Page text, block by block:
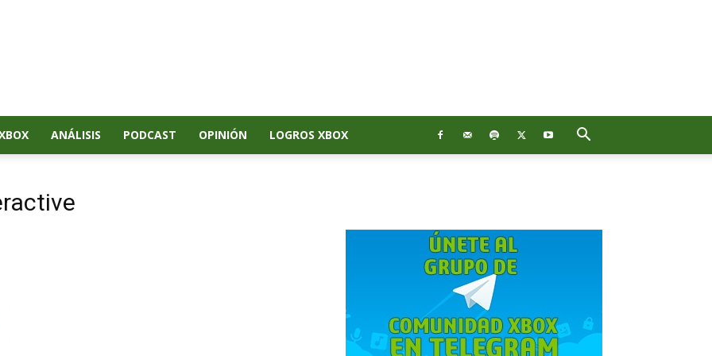
ANÁLISIS PODCAST OPINIÓN LOGROS XBOX